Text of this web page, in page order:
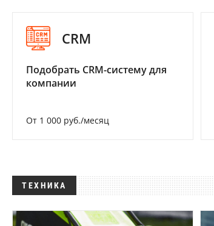
CRM
Подобрать CRM-систему для
компании
От 1 000 руб./месяц
ТЕХНИКА